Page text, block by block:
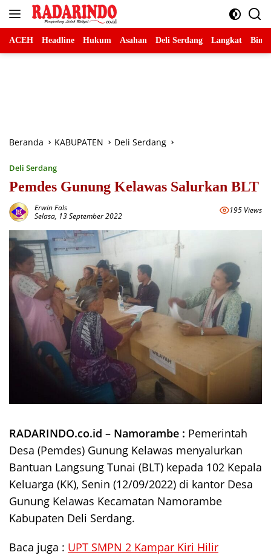
Langsung
ACEH Headline Hukum Asahan Deli Serdang Langkat
Beranda KABUPATEN Deli Serdang
Deli Serdang
Pemdes Gunung Kelawas Salurkan BLT
Erwin Fals
Selasa, 13 September 2022
195 Views
RADARINDO.co.id – Namorambe : Pemerintah
Desa (Pemdes) Gunung Kelawas menyalurkan
Bantuan Langsung Tunai (BLT) kepada 102 Kepala
Keluarga (KK), Senin (12/09/2022) di kantor Desa
Gunung Kelawas Kecamatan Namorambe
Kabupaten Deli Serdang.
Baca juga : UPT SMPN 2 Kampar Kiri Hilir